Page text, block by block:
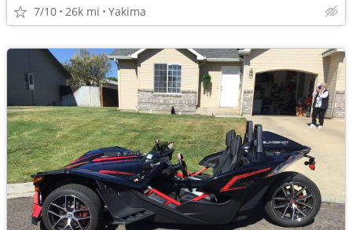
7/10 26k mi Yakima